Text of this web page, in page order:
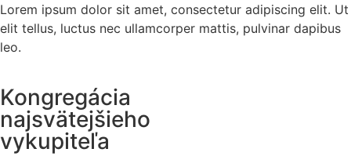
Lorem ipsum dolor sit amet, consectetur adipiscing elit. Ut
elit tellus, luctus nec ullamcorper mattis, pulvinar dapibus
leo.
Kongregácia
najsvätejšieho
vykupiteľa